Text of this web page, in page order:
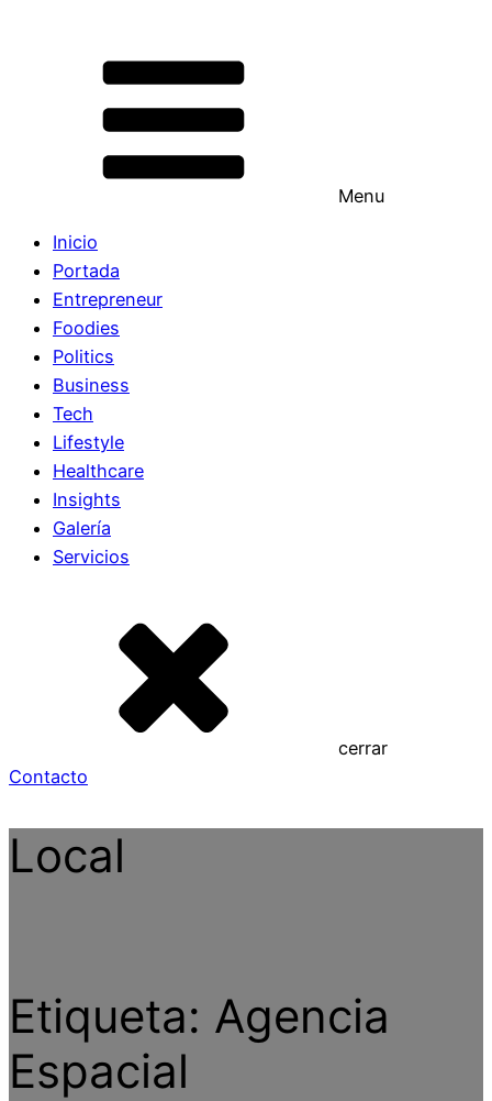
Menu
Inicio
Portada
Entrepreneur
Foodies
Politics
Business
Tech
Lifestyle
Healthcare
Insights
Galería
Servicios
cerrar
Contacto
Local
Etiqueta: Agencia
Espacial